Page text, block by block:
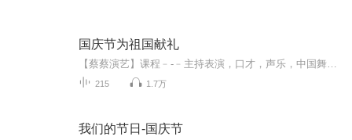
国庆节为祖国献礼
215 1.7万
我们的节日-国庆节